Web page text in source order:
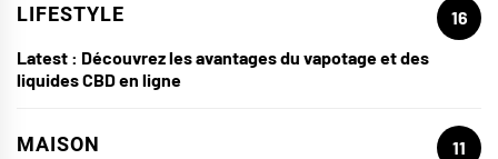
LIFESTYLE
16
Latest : Découvrez les avantages du vapotage et des
liquides CBD en ligne
MAISON
11